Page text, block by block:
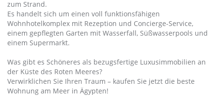
zum Strand.
Es handelt sich um einen voll funktionsfähigen
Wohnhotelkomplex mit Rezeption und Concierge-Service,
einem gepflegten Garten mit Wasserfall, Süßwasserpools und
einem Supermarkt.
Was gibt es Schöneres als bezugsfertige Luxusimmobilien an
der Küste des Roten Meeres?
Verwirklichen Sie Ihren Traum – kaufen Sie jetzt die beste
Wohnung am Meer in Ägypten!